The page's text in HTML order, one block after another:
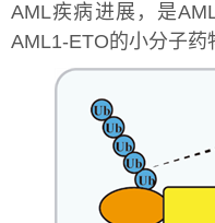
AML疾病进展，是
AML1-ETO的小分子药